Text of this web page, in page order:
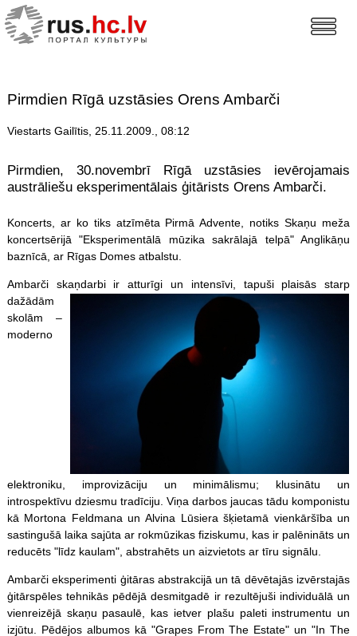
Pirmdien Rīgā uzstāsies Orens Ambarči
Viestarts Gailītis, 25.11.2009., 08:12
Pirmdien, 30.novembrī Rīgā uzstāsies ievērojamais
austrāliešu eksperimentālais ģitārists Orens Ambarči.
Koncerts, ar ko tiks atzīmēta Pirmā Advente, notiks Skaņu meža
koncertsērijā "Eksperimentālā mūzika sakrālajā telpā" Anglikāņu
baznīcā, ar Rīgas Domes atbalstu.
Ambarči skaņdarbi ir atturīgi un intensīvi, tapuši plaisās starp
dažādām
skolām –
moderno
elektroniku, improvizāciju un minimālismu; klusinātu un
introspektīvu dziesmu tradīciju. Viņa darbos jaucas tādu komponistu
kā Mortona Feldmana un Alvina Lūsiera šķietamā vienkāršība un
sastingušā laika sajūta ar rokmūzikas fiziskumu, kas ir palēnināts un
reducēts "līdz kaulam", abstrahēts un aizvietots ar tīru signālu.
Ambarči eksperimenti ģitāras abstrakcijā un tā dēvētajās izvērstajās
ģitārspēlestehnikās pēdējā desmitgadē ir rezultējuši individuālā un
vienreizējā skaņu pasaulē, kas ietver plašu paleti instrumentu un
izjūtu. Pēdējos albumos kā "Grapes From The Estate" un "In The